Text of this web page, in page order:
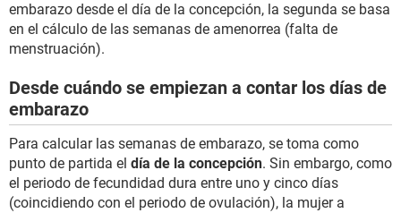
embarazo desde el día de la concepción, la segunda se basa
en el cálculo de las semanas de amenorrea (falta de
menstruación).
Desde cuándo se empiezan a contar los días de
embarazo
Para calcular las semanas de embarazo, se toma como
punto de partida el día de la concepción. Sin embargo, como
el periodo de fecundidad dura entre uno y cinco días
(coincidiendo con el periodo de ovulación), la mujer a